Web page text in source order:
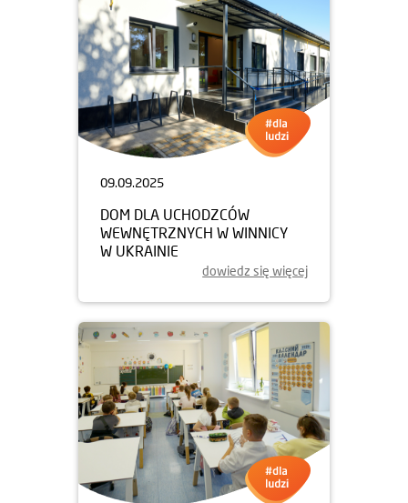
09.09.2025
DOM DLA UCHODZCÓW
WEWNĘTRZNYCH W WINNICY
W UKRAINIE
dowiedz się więcej